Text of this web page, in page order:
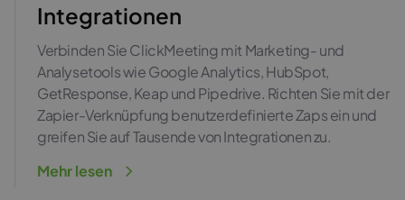
Integrationen
Verbinden Sie ClickMeeting mit Marketing- und
Analysetools wie Google Analytics, HubSpot,
GetResponse, Keap und Pipedrive. Richten Sie mit der
Zapier-Verknüpfung benutzerdefinierte Zaps ein und
greifen Sie auf Tausende von Integrationen zu.
Mehr lesen